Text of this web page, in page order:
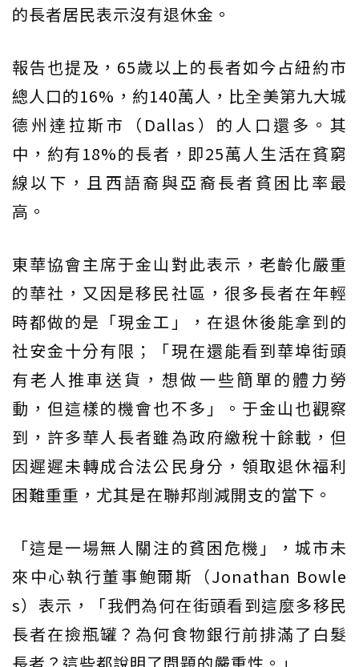
的長者居民表示沒有退休金。
報告也提及，65歲以上的長者如今占紐約市
總人口的16%，約140萬人，比全美第九大城
德州達拉斯市（Dallas）的人口還多。其
中，約有18%的長者，即25萬人生活在貧窮
線以下，且西語裔與亞裔長者貧困比率最
高。
東華協會主席于金山對此表示，老齡化嚴重
的華社，又因是移民社區，很多長者在年輕
時都做的是「現金工」，在退休後能拿到的
社安金十分有限；「現在還能看到華埠街頭
有老人推車送貨，想做一些簡單的體力勞
動，但這樣的機會也不多」。于金山也觀察
到，許多華人長者雖為政府繳稅十餘載，但
因遲遲未轉成合法公民身分，領取退休福利
困難重重，尤其是在聯邦削減開支的當下。
「這是一場無人關注的貧困危機」，城市未
來中心執行董事鮑爾斯（Jonathan Bowle
s）表示，「我們為何在街頭看到這麼多移民
長者在撿瓶罐？為何食物銀行前排滿了白髮
長者？這些都說明了問題的嚴重性。」